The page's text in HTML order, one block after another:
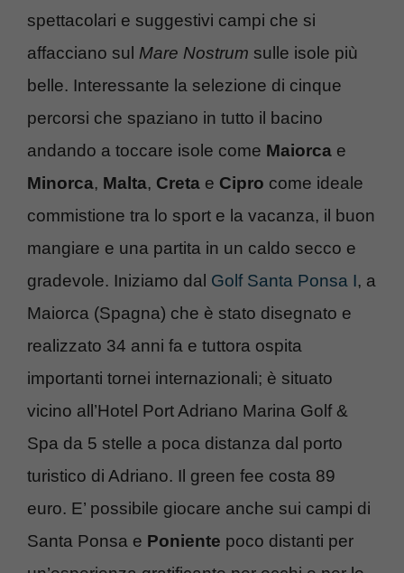
spettacolari e suggestivi campi che si
affacciano sul Mare Nostrum sulle isole più
belle. Interessante la selezione di cinque
percorsi che spaziano in tutto il bacino
andando a toccare isole come Maiorca e
Minorca, Malta, Creta e Cipro come ideale
commistione tra lo sport e la vacanza, il buon
mangiare e una partita in un caldo secco e
gradevole. Iniziamo dal Golf Santa Ponsa I, a
Maiorca (Spagna) che è stato disegnato e
realizzato 34 anni fa e tuttora ospita
importanti tornei internazionali; è situato
vicino all’Hotel Port Adriano Marina Golf &
Spa da 5 stelle a poca distanza dal porto
turistico di Adriano. Il green fee costa 89
euro. E’ possibile giocare anche sui campi di
Santa Ponsa e Poniente poco distanti per